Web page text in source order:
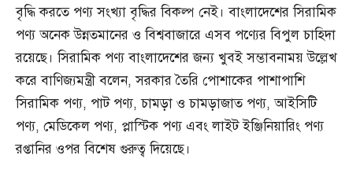
বৃদ্ধি করতে পণ্য সংখ্যা বৃদ্ধির বিকল্প নেই। বাংলাদেশের সিরামিক
পণ্য অনেক উন্নতমানের ও বিশ্ববাজারে এসব পণ্যের বিপুল চাহিদা
রয়েছে। সিরামিক পণ্য বাংলাদেশের জন্য খুবই সম্ভাবনাময় উল্লেখ
করে বাণিজ্যমন্ত্রী বলেন, সরকার তৈরি পোশাকের পাশাপাশি
সিরামিক পণ্য, পাট পণ্য, চামড়া ও চামড়াজাত পণ্য, আইসিটি
পণ্য, মেডিকেল পণ্য, প্লাস্টিক পণ্য এবং লাইট ইঞ্জিনিয়ারিং পণ্য
রপ্তানির ওপর বিশেষ গুরুত্ব দিয়েছে।